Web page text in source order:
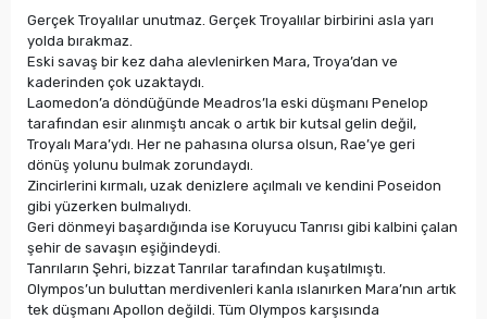
Gerçek Troyalılar unutmaz. Gerçek Troyalılar birbirini asla yarı
yolda bırakmaz.
Eski savaş bir kez daha alevlenirken Mara, Troya’dan ve
kaderinden çok uzaktaydı.
Laomedon’a döndüğünde Meadros’la eski düşmanı Penelop
tarafından esir alınmıştı ancak o artık bir kutsal gelin değil,
Troyalı Mara’ydı. Her ne pahasına olursa olsun, Rae’ye geri
dönüş yolunu bulmak zorundaydı.
Zincirlerini kırmalı, uzak denizlere açılmalı ve kendini Poseidon
gibi yüzerken bulmalıydı.
Geri dönmeyi başardığında ise Koruyucu Tanrısı gibi kalbini çalan
şehir de savaşın eşiğindeydi.
Tanrıların Şehri, bizzat Tanrılar tarafından kuşatılmıştı.
Olympos’un buluttan merdivenleri kanla ıslanırken Mara’nın artık
tek düşmanı Apollon değildi. Tüm Olympos karşısında